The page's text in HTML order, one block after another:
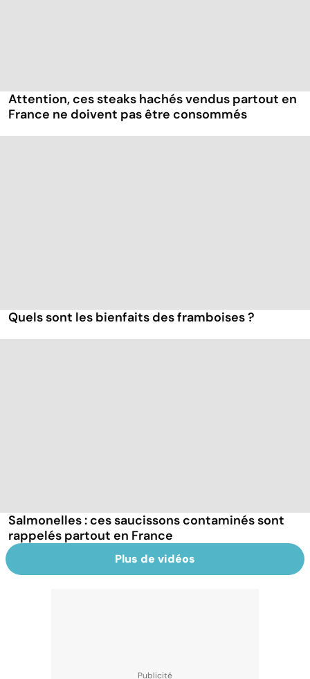
Attention, ces steaks hachés vendus partout en
France ne doivent pas être consommés
Quels sont les bienfaits des framboises ?
Salmonelles : ces saucissons contaminés sont
rappelés partout en France
Plus de vidéos